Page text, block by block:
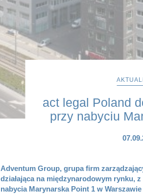
act legal Poland
przy nabyciu
Adventum Group, grupa firm
działająca na międzynarodowym rynku,
nabycia Marynarska Point 1 w